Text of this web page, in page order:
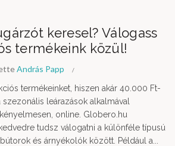
keresel? Válogass
termékeink közül!
András Papp
termékeinket, hiszen akár 40.000 Ft-
leárazások alkalmával
online. Globero.hu
tudsz válogatni a különféle típusú
és árnyékolók között. Például a...